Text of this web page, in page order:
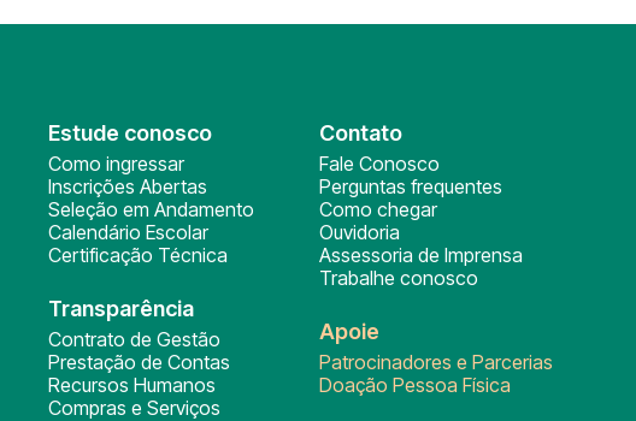
Estude conosco
Como ingressar
Inscrições Abertas
Seleção em Andamento
Calendário Escolar
Certificação Técnica
Transparência
Contrato de Gestão
Prestação de Contas
Recursos Humanos
Compras e Serviços
Contato
Fale Conosco
Perguntas frequentes
Como chegar
Ouvidoria
Assessoria de Imprensa
Trabalhe conosco
Apoie
Patrocinadores e Parcerias
Doação Pessoa Física